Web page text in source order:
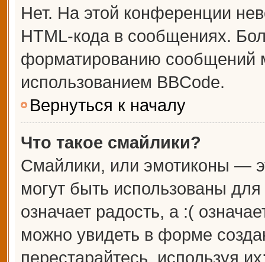
Нет. На этой конференции
HTML-кода в сообщениях.
форматированию сообщений
использованием BBCode.
Вернуться к началу
Что такое смайлики?
Смайлики, или эмотиконы —
могут быть использованы
означает радость, а :(
можно увидеть в форме
перестарайтесь, используя